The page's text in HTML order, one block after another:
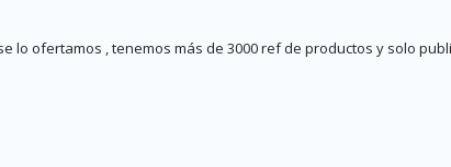
lo ofertamos , tenemos más de 3000 ref de productos y solo